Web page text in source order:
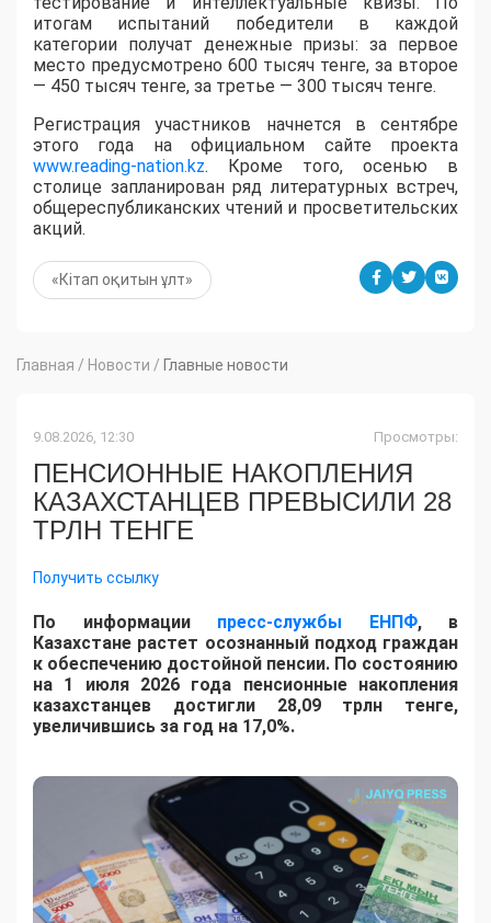
итогам испытаний победители в каждой
категории получат денежные призы: за первое
место предусмотрено 600 тысяч тенге, за второе
— 450 тысяч тенге, за третье — 300 тысяч тенге.
Регистрация участников начнется в сентябре
этого года на официальном сайте проекта
www.reading-nation.kz. Кроме того, осенью в
столице запланирован ряд литературных встреч,
общереспубликанских чтений и просветительских
акций.
«Кітап оқитын ұлт»
Главная / Новости / Главные новости
9.08.2026, 12:30 Просмотры:
ПЕНСИОННЫЕ НАКОПЛЕНИЯ
КАЗАХСТАНЦЕВ ПРЕВЫСИЛИ 28
ТРЛН ТЕНГЕ
Получить ссылку
По информации пресс-службы ЕНПФ, в
Казахстане растет осознанный подход граждан
к обеспечению достойной пенсии. По состоянию
на 1 июля 2026 года пенсионные накопления
казахстанцев достигли 28,09 трлн тенге,
увеличившись за год на 17,0%.